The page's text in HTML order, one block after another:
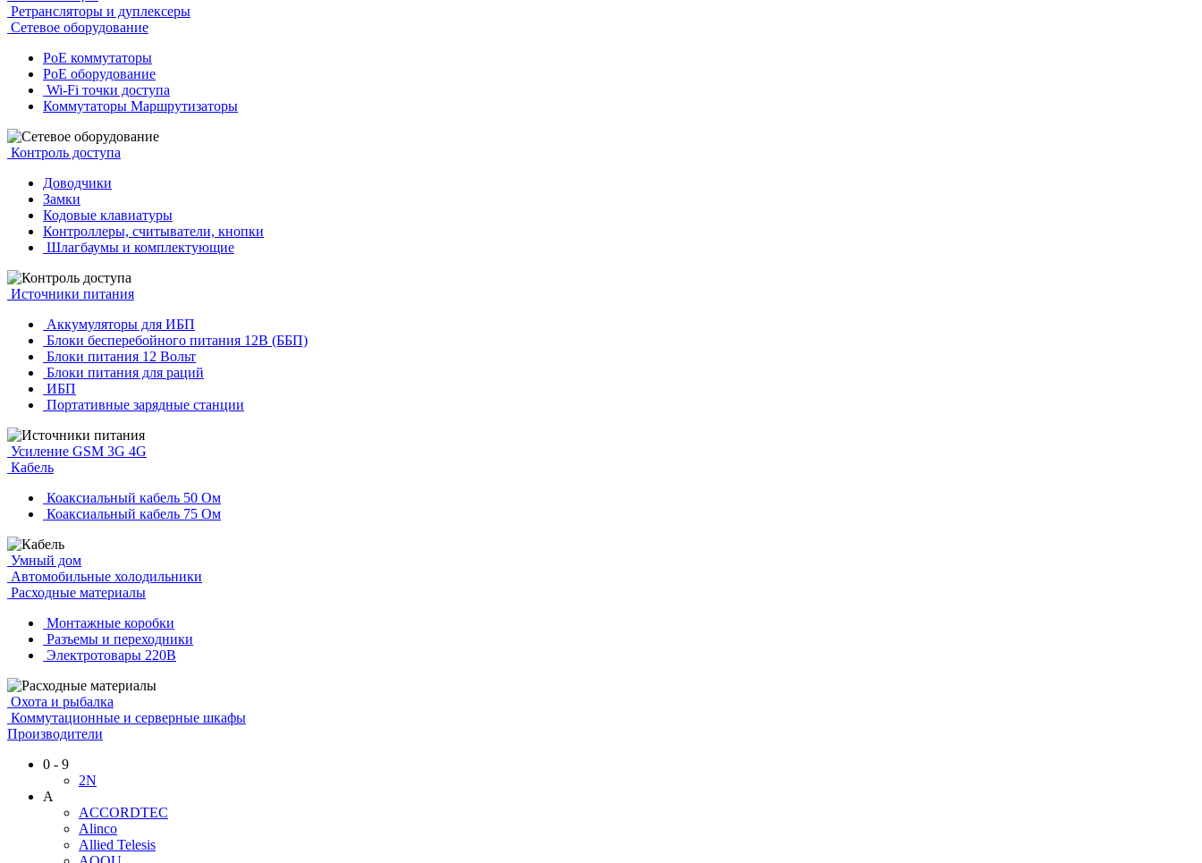
Ретрансляторы и дуплексеры
Сетевое оборудование
PoE коммутаторы
PoE оборудование
Wi-Fi точки доступа
Коммутаторы Маршрутизаторы
Контроль доступа
Доводчики
Замки
Кодовые клавиатуры
Контроллеры, считыватели, кнопки
Шлагбаумы и комплектующие
Источники питания
Аккумуляторы для ИБП
Блоки бесперебойного питания 12В (ББП)
Блоки питания 12 Вольт
Блоки питания для раций
ИБП
Портативные зарядные станции
Усиление GSM 3G 4G
Кабель
Коаксиальный кабель 50 Ом
Коаксиальный кабель 75 Ом
Умный дом
Автомобильные холодильники
Расходные материалы
Монтажные коробки
Разъемы и переходники
Электротовары 220В
Охота и рыбалка
Коммутационные и серверные шкафы
Производители
0 - 9
2N
A
ACCORDTEC
Alinco
Allied Telesis